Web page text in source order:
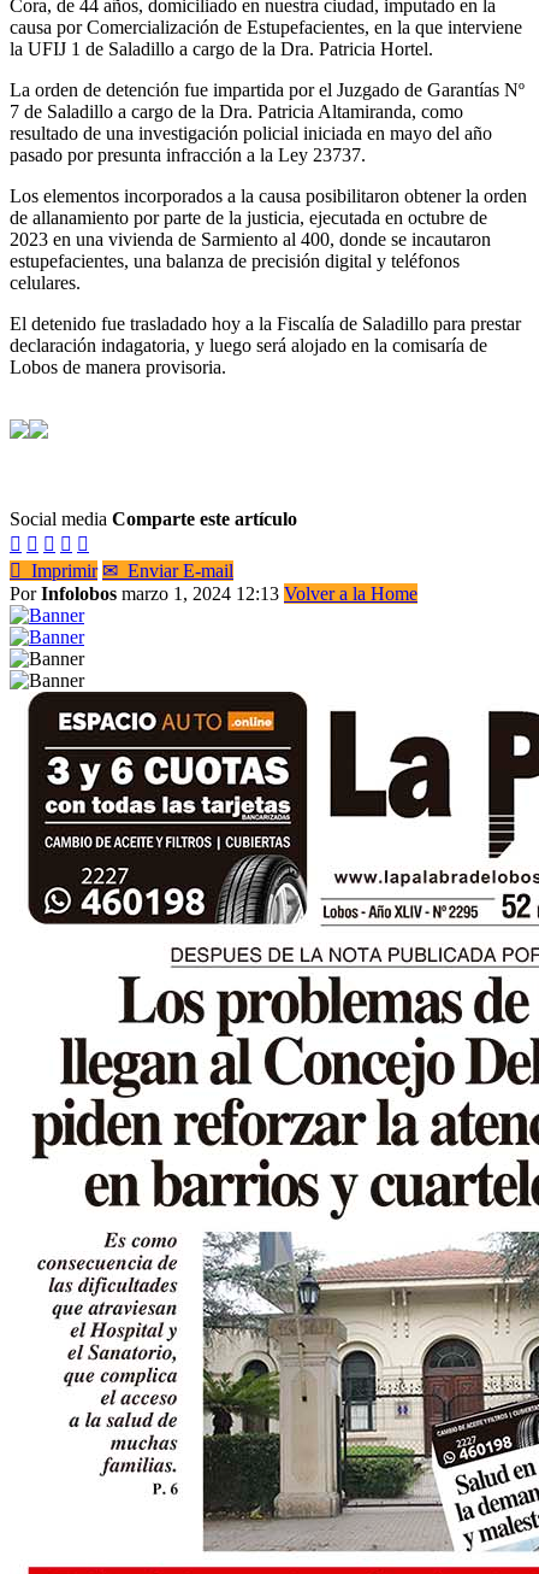
Cora, de 44 años, domiciliado en nuestra ciudad, imputado en la
causa por Comercialización de Estupefacientes, en la que interviene
la UFIJ 1 de Saladillo a cargo de la Dra. Patricia Hortel.
La orden de detención fue impartida por el Juzgado de Garantías Nº
7 de Saladillo a cargo de la Dra. Patricia Altamiranda, como
resultado de una investigación policial iniciada en mayo del año
pasado por presunta infracción a la Ley 23737.
Los elementos incorporados a la causa posibilitaron obtener la orden
de allanamiento por parte de la justicia, ejecutada en octubre de
2023 en una vivienda de Sarmiento al 400, donde se incautaron
estupefacientes, una balanza de precisión digital y teléfonos
celulares.
El detenido fue trasladado hoy a la Fiscalía de Saladillo para prestar
declaración indagatoria, y luego será alojado en la comisaría de
Lobos de manera provisoria.
Social media Comparte este artículo
    
 Imprimir ✉ Enviar E-mail
PorInfolobos marzo 1, 2024 12:13 Volver a la Home